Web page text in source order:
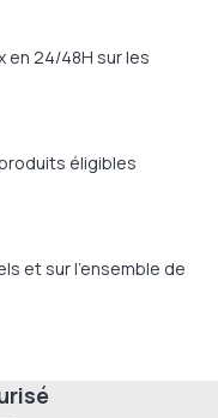
en 24/48H sur les
éligibles
et sur l'ensemble de